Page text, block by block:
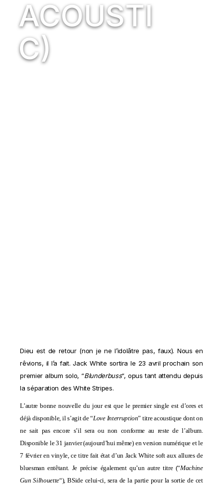
ACOUSTI
C)
Dieu est de retour (non je ne l’idolâtre pas, faux). Nous en
rêvions, il l’a fait. Jack White sortira le 23 avril prochain son
premier album solo, “Blunderbuss“, opus tant attendu depuis
laséparation des White Stripes.
L’autre bonne nouvelle du jour est que le premier single est d’ores et
déjà disponible, il s’agit de “Love Interruption” titre acoustique dont on
ne sait pas encore s’il sera ou non conforme au reste de l’album.
Disponible le 31 janvier (aujourd’hui même) en version numérique et le
7 février en vinyle, ce titre fait état d’un Jack White soft aux allures de
bluesman entêtant. Je précise également qu’un autre titre (“Machine
Gun Silhouette“), BSide celui-ci, sera de la partie pour la sortie de cet